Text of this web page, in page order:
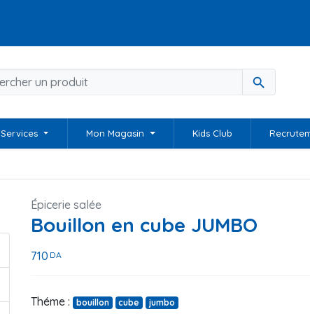
search
Services Mon Magasin Kids Club
Épicerie salée
Bouillon en cube JUMBO
710 DA
Théme : bouillon cube jumbo